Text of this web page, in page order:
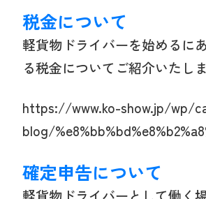
税金について
軽貨物ドライバーを始めるに
る税金についてご紹介いたしま
https://www.ko-show.jp/wp/
blog/
確定申告について